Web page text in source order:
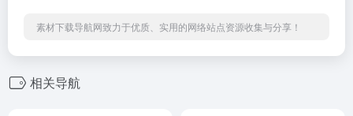
素材下载导航网致力于优质、实用的网络站点资源收集与分享！
相关导航